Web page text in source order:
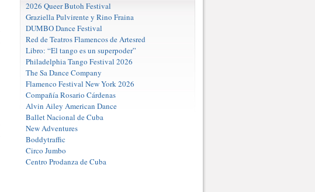
2026 Queer Butoh Festival
Graziella Pulvirente y Rino Fraina
DUMBO Dance Festival
Red de Teatros Flamencos de Artesred
Libro: “El tango es un superpoder”
Philadelphia Tango Festival 2026
The Sa Dance Company
Flamenco Festival New York 2026
Compañía Rosario Cárdenas
Alvin Ailey American Dance
Ballet Nacional de Cuba
New Adventures
Boddytraffic
Circo Jumbo
Centro Prodanza de Cuba